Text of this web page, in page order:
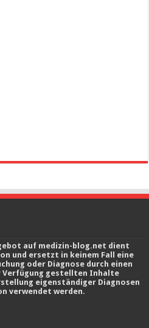
auf medizin-blog.net dient
und ersetzt in keinem Fall eine
oder Diagnose durch einen
Verfügung gestellten Inhalte
eigenständiger Diagnosen
verwendet werden.